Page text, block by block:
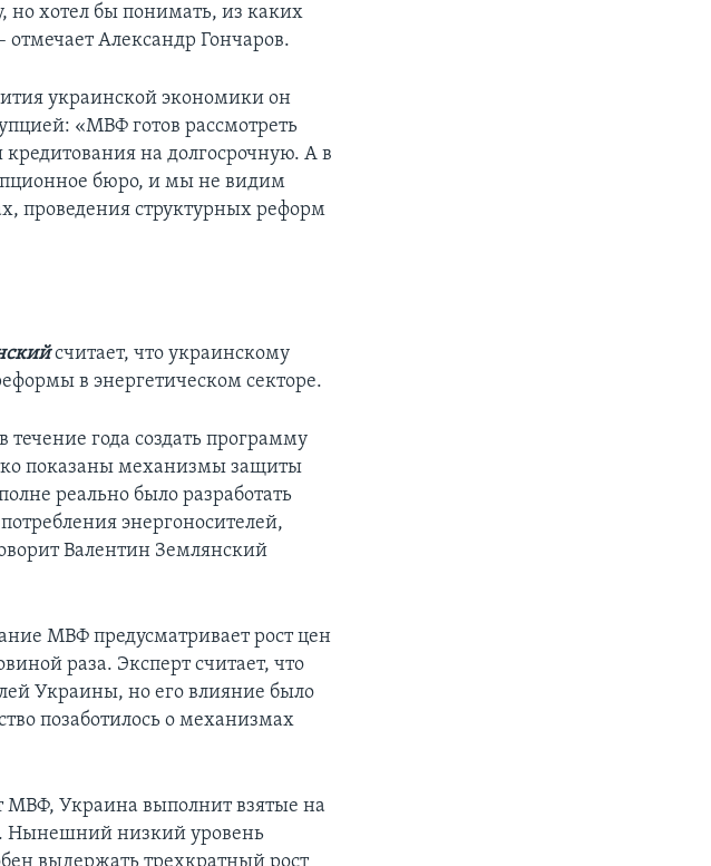
но хотел бы понимать, из каких
Александр Гончаров.
украинской экономики он
«МВФ готов рассмотреть
на долгосрочную. А в
бюро, и мы не видим
проведения структурных реформ
считает, что украинскому
в энергетическом секторе.
года создать программу
показаны механизмы защиты
реально было разработать
энергоносителей,
Валентин Землянский
МВФ предусматривает рост цен
раза. Эксперт считает, что
Украины, но его влияние было
позаботилось о механизмах
МВФ, Украина выполнит взятые на
Нынешний низкий уровень